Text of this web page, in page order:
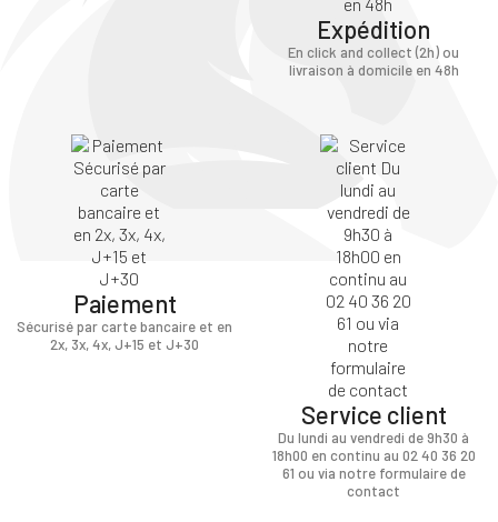
Expédition
En click and collect (2h) ou
livraison à domicile en 48h
Paiement
Sécurisé par carte bancaire et en
2x, 3x, 4x, J+15 et J+30
Service client
Du lundi au vendredi de 9h30 à
18h00 en continu au 02 40 36 20
61 ou via notre formulaire de
contact